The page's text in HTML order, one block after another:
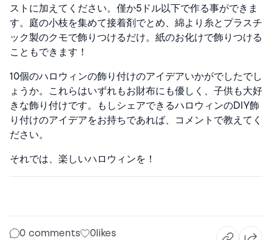
ストに加えてください。僅か5ドル以下で作る事ができま
す。庭の小枝を集めて接着剤でとめ、綿より糸とプラスチ
ック製のクモで飾りつけるだけ。紙のお化けで飾りつける
こともできます！
10個のハロウィンの飾り付けのアイデアいかがでしたでし
ょうか。これらはいずれもお財布にも優しく、子供も大好
きな飾り付けです。もしシェアできるハロウィンのDIY飾
り付けのアイデアをお持ちであれば、コメントで教えてく
ださい。
それでは、楽しいハロウィンを！
0 comments 0likes